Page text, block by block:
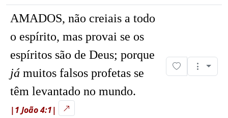
AMADOS, não creiais a todo
o espírito, mas provai se os
espíritos são de Deus; porque
já muitos falsos profetas se
têm levantado no mundo.
|1 João 4:1|